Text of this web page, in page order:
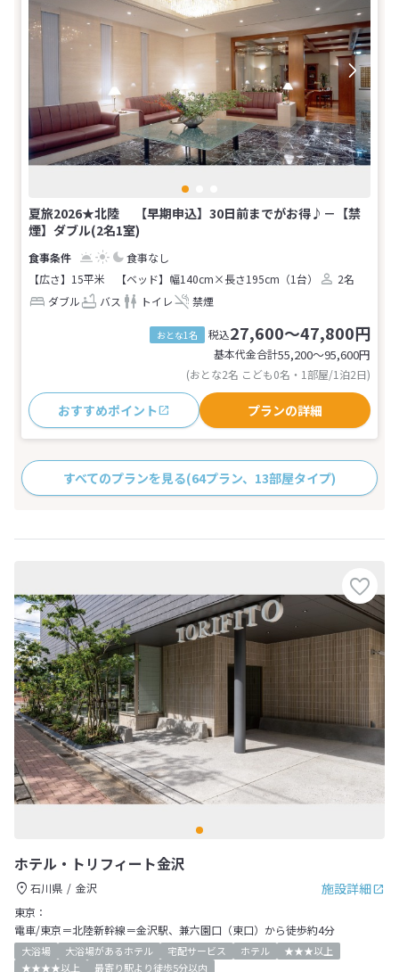
夏旅2026★北陸 【早期申込】30日前までがお得♪－【禁
煙】ダブル(2名1室)
食事なし
【広さ】15平米
【ベッド】幅140cm×長さ195cm（1台）
2名
ダブル
バス トイレ 禁煙
おとな1名 税込27,600～47,800円
基本代金合計55,200〜95,600円
(おとな2名 こども0名・1部屋/1泊2日)
おすすめポイント プランの詳細
すべてのプランを見る(64プラン、13部屋タイプ)
ホテル・トリフィート金沢
施設詳細
石川県
金沢
東京：
電車/東京＝北陸新幹線＝金沢駅、兼六園口（東口）から徒歩約4分
大浴場 大浴場があるホテル 宅配サービス ホテル
★★★以上
★★★★以上
最寄り駅より徒歩5分以内